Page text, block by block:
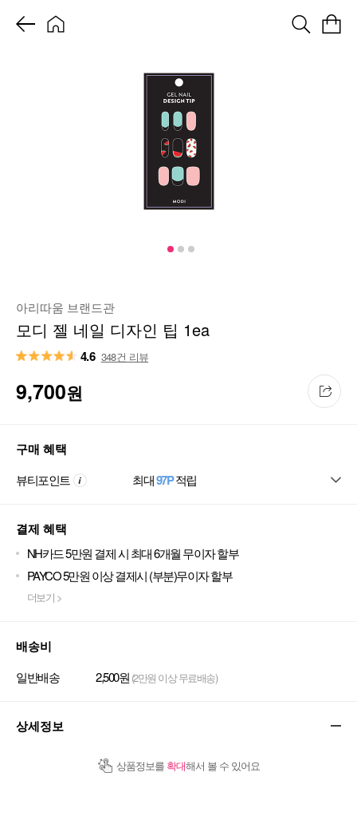
아리따움 브랜드관
모디 젤 네일 디자인 팁 1ea
4.6 348건 리뷰
9,700원
구매 혜택
뷰티포인트 최대97P적립
결제 혜택
NH카드 5만원 결제 시 최대 6개월 무이자 할부
PAYCO 5만원 이상 결제시 (부분)무이자 할부
더보기 >
배송비
일반배송 2,500원 (2만원 이상 무료배송)
상세정보
상품정보를 확대해서 볼 수 있어요